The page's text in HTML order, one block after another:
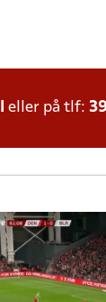
eller på tlf: